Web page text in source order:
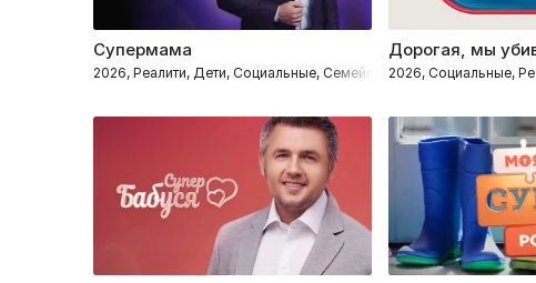
Супермама
2026, Реалити, Дети, Социальные, Семейные
Дорогая, мы
2026, Социальные,